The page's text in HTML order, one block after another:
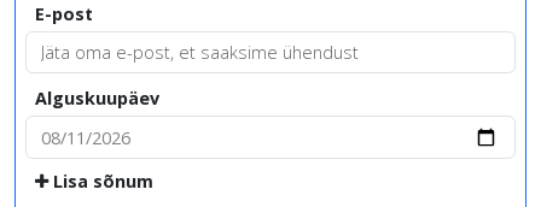
E-post
Alguskuupäev
Lisa sõnum